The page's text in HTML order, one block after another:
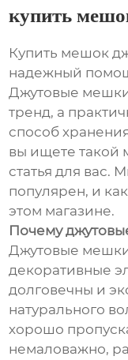
купить
Купить мешок
надежный
Джутовые
тренд, а
способ
вы ищете такой
статья для вас.
популярен, и
этом магазине.
Почему
Джутовые
декоративные
долговечны и
натурального
хорошо
немаловажно,